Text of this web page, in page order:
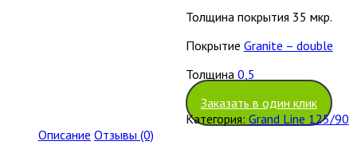
Толщина покрытия 35 мкр.
Покрытие Granite – double
Толщина 0,5
Заказать в один клик
Категория: Grand Line 125/90
Описание Отзывы (0)